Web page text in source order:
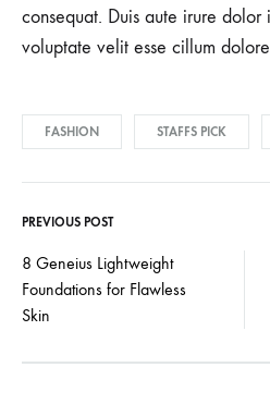
consequat. Duis aute irure
voluptate velit esse cillum
FASHION STAFFS PICK
Post
navigation
PREVIOUS POST
8 Geneius Lightweight
Foundations for Flawless
Skin